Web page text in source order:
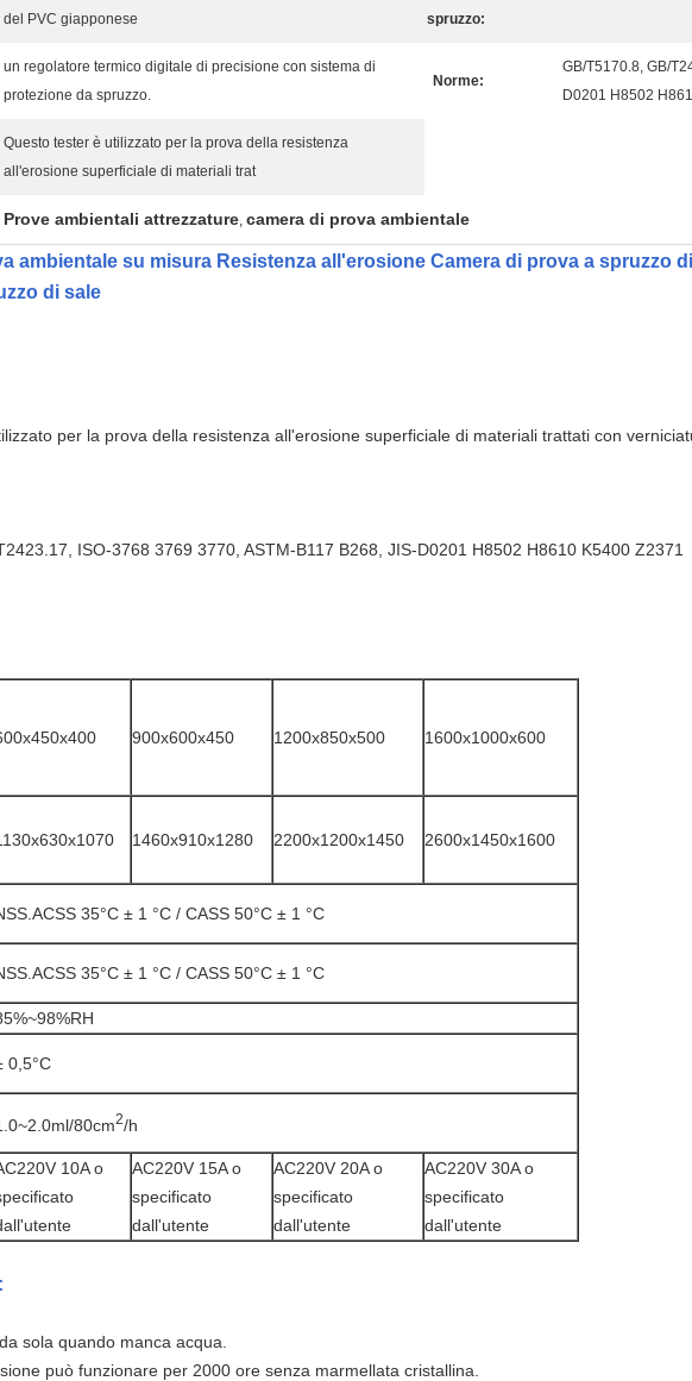
del PVC giapponese
spruzzo:
un regolatore termico digitale di precisione con sistema di
protezione da spruzzo.
Norme:
GB/T5170.8, GB/
D0201 H8502
Questo tester è utilizzato per la prova della resistenza
all'erosione superficiale di materiali trat
Prove ambientali attrezzature, camera di prova ambientale
ambientale su misura Resistenza all'erosione Camera di prova a spruzzo
di sale
per la prova della resistenza all'erosione superficiale di materiali trattati con
ISO-3768 3769 3770, ASTM-B117 B268, JIS-D0201 H8502 H8610 K5400 Z2371
900x600x450 1200x850x500 1600x1000x600
1460x910x1280 2200x1200x1450 2600x1450x1600
35°C ± 1 °C / CASS 50°C ± 1 °C
35°C ± 1 °C / CASS 50°C ± 1 °C
0,5°C
80cm2/h
10A o
AC220V 15A o
specificato
dall'utente
AC220V 20A o
specificato
dall'utente
AC220V 30A o
specificato
dall'utente
:
sola quando manca acqua.
può funzionare per 2000 ore senza marmellata cristallina.